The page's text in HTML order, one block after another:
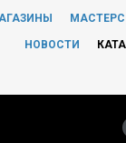
НОВОСТИ